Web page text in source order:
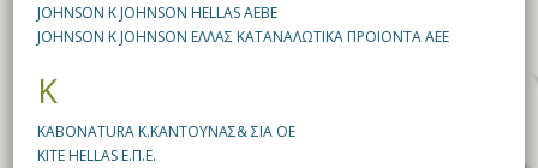
JOHNSON K JOHNSON HELLAS AEBE
JOHNSON K JOHNSON ΕΛΛΑΣ ΚΑΤΑΝΑΛΩΤΙΚΑ ΠΡΟΙΟΝΤΑ AEE
K
KABONATURA Κ.ΚΑΝΤΟΥΝΑΣ& ΣΙΑ ΟΕ
KITE HELLAS Ε.Π.Ε.